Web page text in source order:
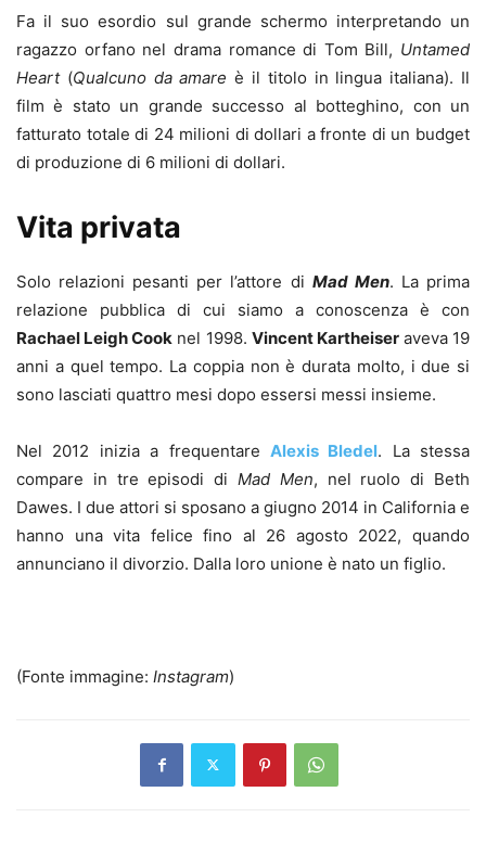
Fa il suo esordio sul grande schermo interpretando un
ragazzo orfano nel drama romance di Tom Bill, Untamed
Heart(Qualcuno da amare è il titolo in lingua italiana). Il
film è stato un grande successo al botteghino, con un
fatturato totale di 24 milioni di dollari a fronte di un budget
di produzione di 6 milioni di dollari.
Vita privata
Solo relazioni pesanti per l’attore di Mad Men. La prima
relazione pubblica di cui siamo a conoscenza è con
Rachael Leigh Cook nel 1998. Vincent Kartheiseraveva 19
anni a quel tempo. La coppia non è durata molto, i due si
sono lasciati quattro mesi dopo essersi messi insieme.
Nel 2012 inizia a frequentare Alexis Bledel. La stessa
compare in tre episodi di Mad Men, nel ruolo di Beth
Dawes. I due attori si sposano a giugno 2014 in California e
hanno una vita felice fino al 26 agosto 2022, quando
annunciano il divorzio. Dalla loro unione è nato un figlio.
(Fonte immagine: Instagram)